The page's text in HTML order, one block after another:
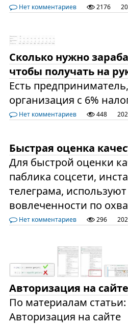
Нет комментариев 2176
Сколько нужно
чтобы получать на
Есть
организация с 6%
Нет комментариев 448
Быстрая оценка
Для быстрой оценки
паблика соцсети,
телеграма,
вовлеченности по
Нет комментариев 296
Авторизация на
По материалам
Авторизация на сайте